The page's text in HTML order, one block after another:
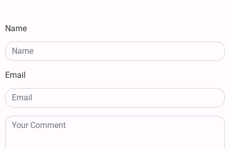
Name
Email